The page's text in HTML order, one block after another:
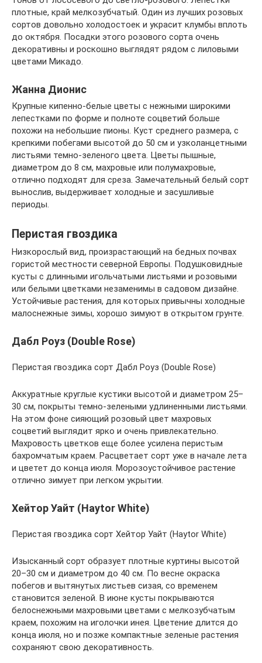
плотные, край мелкозубчатый. Один из лучших розовых
сортов довольно холодостоек и украсит клумбы вплоть
до октября. Посадки этого розового сорта очень
декоративны и роскошно выглядят рядом с лиловыми
цветами Микадо.
Жанна Дионис
Крупные кипенно-белые цветы с нежными широкими
лепестками по форме и полноте соцветий больше
похожи на небольшие пионы. Куст среднего размера, с
крепкими побегами высотой до 50 см и узколанцетными
листьями темно-зеленого цвета. Цветы пышные,
диаметром до 8 см, махровые или полумахровые,
отлично подходят для среза. Замечательный белый сорт
вынослив, выдерживает холодные и засушливые
периоды.
Перистая гвоздика
Низкорослый вид, произрастающий на бедных почвах
гористой местности северной Европы. Подушковидные
кусты с длинными игольчатыми листьями и розовыми
или белыми цветками незаменимы в садовом дизайне.
Устойчивые растения, для которых привычны холодные
малоснежные зимы, хорошо зимуют в открытом грунте.
Дабл Роуз (Double Rose)
Перистая гвоздика сорт Дабл Роуз (Double Rose)
Аккуратные круглые кустики высотой и диаметром 25–
30 см, покрыты темно-зелеными удлиненными листьями.
На этом фоне сияющий розовый цвет махровых
соцветий выглядит ярко и очень привлекательно.
Махровость цветков еще более усилена перистым
бахромчатым краем. Расцветает сорт уже в начале лета
и цветет до конца июля. Морозоустойчивое растение
отлично зимует при легком укрытии.
Хейтор Уайт (Haytor White)
Перистая гвоздика сорт Хейтор Уайт (Haytor White)
Изысканный сорт образует плотные куртины высотой
20–30 см и диаметром до 40 см. По весне окраска
побегов и вытянутых листьев сизая, со временем
становится зеленой. В июне кусты покрываются
белоснежными махровыми цветами с мелкозубчатым
краем, похожим на иголочки инея. Цветение длится до
конца июля, но и позже компактные зеленые растения
сохраняют свою декоративность.